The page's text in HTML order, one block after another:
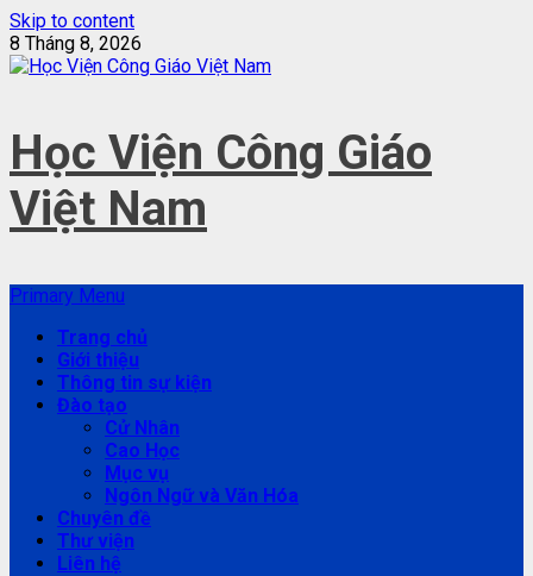
Skip to content
8 Tháng 8, 2026
Học Viện Công Giáo
Việt Nam
Primary Menu
Trang chủ
Giới thiệu
Thông tin sự kiện
Đào tạo
Cử Nhân
Cao Học
Mục vụ
Ngôn Ngữ và Văn Hóa
Chuyên đề
Thư viện
Liên hệ